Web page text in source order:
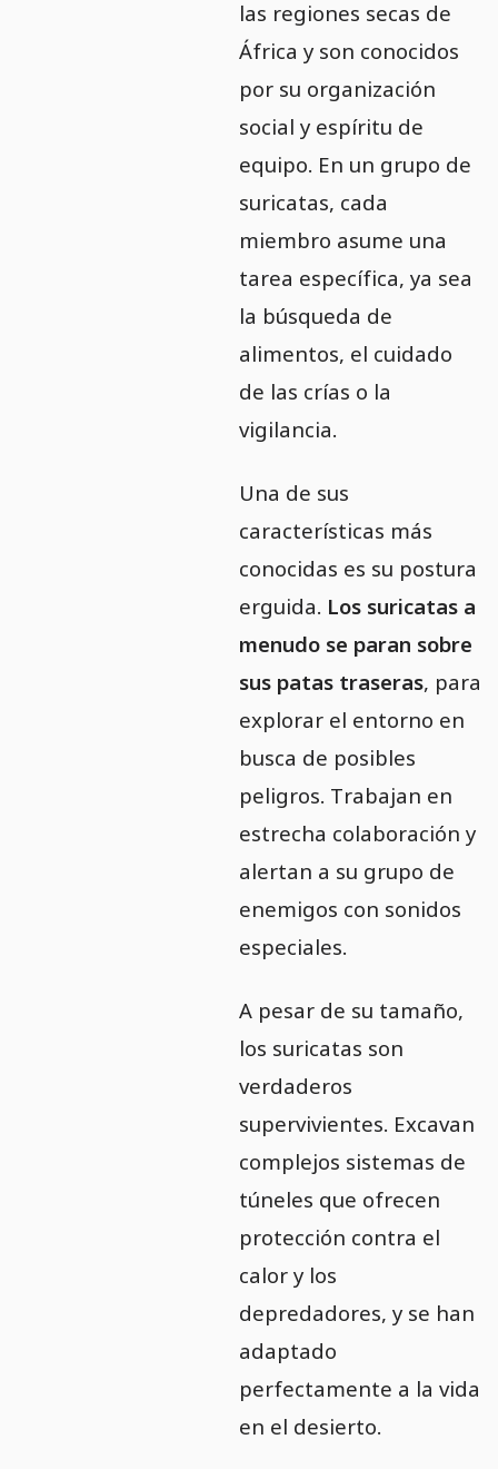
las regiones secas de
África y son conocidos
por su organización
social y espíritu de
equipo. En un grupo de
suricatas, cada
miembro asume una
tarea específica, ya sea
la búsqueda de
alimentos, el cuidado
de las crías o la
vigilancia.
Una de sus
características más
conocidas es su postura
erguida. Los suricatas a
menudo se paran sobre
sus patas traseras, para
explorar el entorno en
busca de posibles
peligros. Trabajan en
estrecha colaboración y
alertan a su grupo de
enemigos con sonidos
especiales.
A pesar de su tamaño,
los suricatas son
verdaderos
supervivientes. Excavan
complejos sistemas de
túneles que ofrecen
protección contra el
calor y los
depredadores, y se han
adaptado
perfectamente a la vida
en el desierto.